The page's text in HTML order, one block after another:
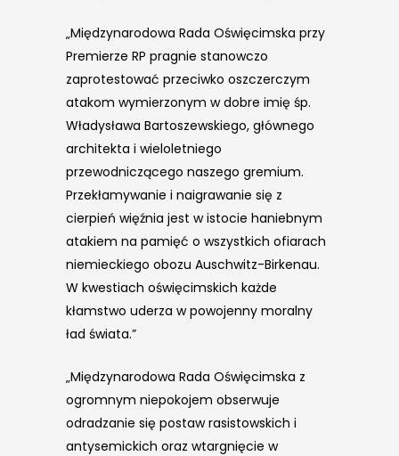
„Międzynarodowa Rada Oświęcimska przy
Premierze RP pragnie stanowczo
zaprotestować przeciwko oszczerczym
atakom wymierzonym w dobre imię śp.
Władysława Bartoszewskiego, głównego
architekta i wieloletniego
przewodniczącego naszego gremium.
Przekłamywanie i naigrawanie się z
cierpień więźnia jest w istocie haniebnym
atakiem na pamięć o wszystkich ofiarach
niemieckiego obozu Auschwitz-Birkenau.
W kwestiach oświęcimskich każde
kłamstwo uderza w powojenny moralny
ład świata.”
„Międzynarodowa Rada Oświęcimska z
ogromnym niepokojem obserwuje
odradzanie się postaw rasistowskich i
antysemickich oraz wtargnięcie w